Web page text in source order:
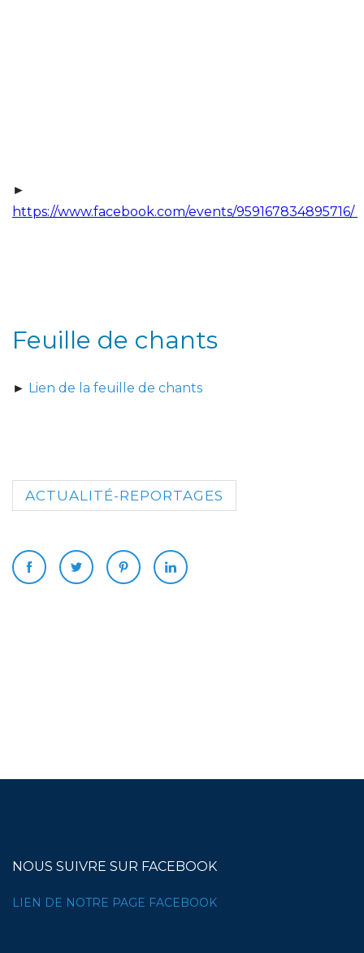
►
https://www.facebook.com/events/959167834895716/
Feuille de chants
► Lien de la feuille de chants
ACTUALITÉ-REPORTAGES
NOUS SUIVRE SUR FACEBOOK
LIEN DE NOTRE PAGE FACEBOOK